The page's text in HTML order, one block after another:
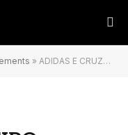
» ADIDAS E CRUZEIRO LANÇAM NOVO SEGUNDO UNIFORME INSPIRADO NO HISTÓRICO ELENCO CELESTE DE 1966